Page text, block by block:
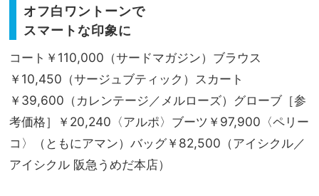
オフ白ワントーンで
スマートな印象に
コート￥110,000（サードマガジン）ブラウス
￥10,450（サージュブティック）スカート
￥39,600（カレンテージ／メルローズ）グローブ［参
考価格］￥20,240〈アルポ〉ブーツ￥97,900〈ペリー
コ〉（ともにアマン）バッグ￥82,500（アイシクル／
アイシクル 阪急うめだ本店）